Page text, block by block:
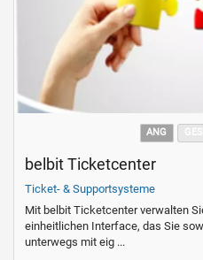
ANG
belbit Ticketcenter
Ticket- & Supportsysteme
Mit belbit Ticketcenter verwalten
einheitlichen Interface, das Sie
unterwegs mit eig ...